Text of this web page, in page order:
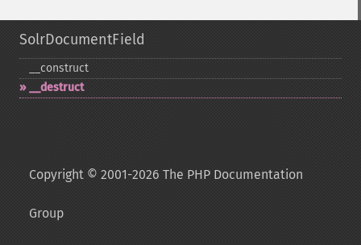
SolrDocumentField
_​_​construct
_​_​destruct
Copyright © 2001-2026 The PHP Documentation
Group